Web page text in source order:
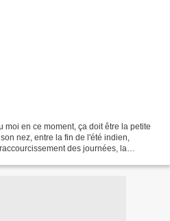
en ce moment, ça doit être la petite
nez, entre la fin de l'été indien,
des journées, la